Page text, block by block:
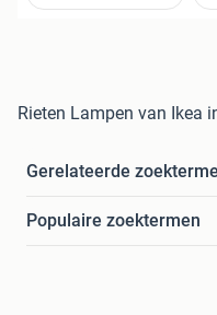
Rieten Lampen van Ikea
Gerelateerde
Populaire zoektermen